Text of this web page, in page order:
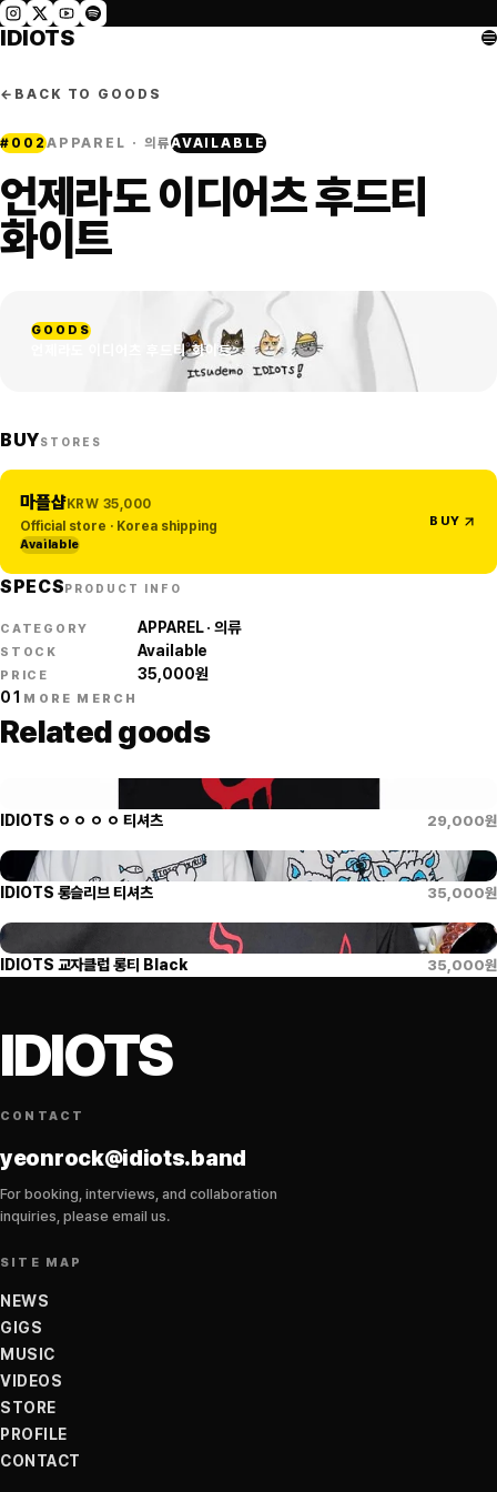
IDIOTS
← BACK TO GOODS
# 002APPAREL · 의류AVAILABLE
언제라도 이디어츠 후드티
화이트
GOODS
언제라도 이디어츠 후드티 화이트
BUYSTORES
마플샵KRW 35,000
Official store · Korea shipping
Available
BUY
SPECSPRODUCT INFO
CATEGORY APPAREL · 의류
STOCK Available
PRICE 35,000원
01 MORE MERCH
Related goods
IDIOTS ㅇ ㅇ ㅇ ㅇ 티셔츠 29,000원
IDIOTS 롱슬리브 티셔츠 35,000원
IDIOTS 교자클럽 롱티 Black 35,000원
IDIOTS
CONTACT
yeonrock@idiots.band
For booking, interviews, and collaboration
inquiries, please email us.
SITE MAP
NEWS
GIGS
MUSIC
VIDEOS
STORE
PROFILE
CONTACT